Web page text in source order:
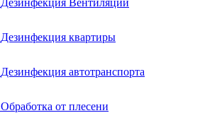
Дезинфекция Вентиляции
Дезинфекция квартиры
Дезинфекция автотранспорта
Обработка от плесени